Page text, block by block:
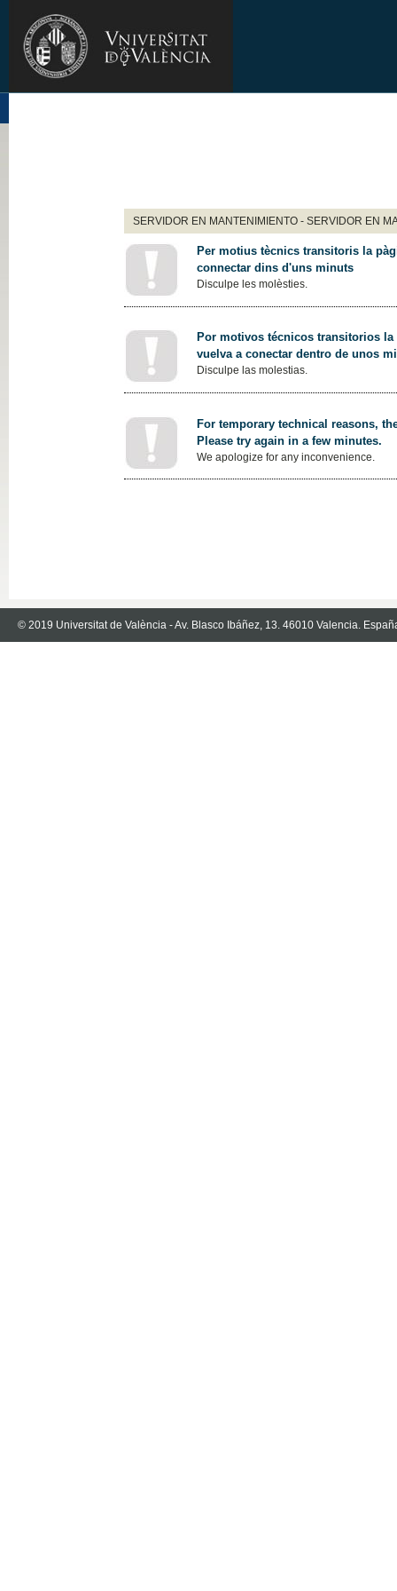
SERVIDOR EN MANTENIMIENTO - SERVIDOR EN
Per motius tècnics transitoris la
connectar dins d'uns minuts
Disculpe les molèsties.
Por motivos técnicos transitorios
vuelva a conectar dentro de unos
Disculpe las molestias.
For temporary technical reasons,
Please try again in a few minutes.
We apologize for any inconvenience.
© 2019 Universitat de València - Av. Blasco Ibáñez, 13. 46010 Valencia.